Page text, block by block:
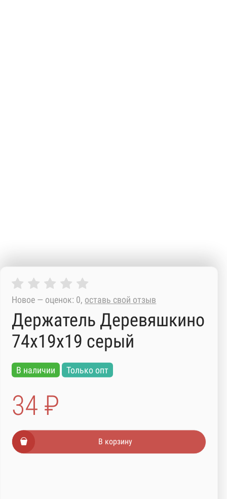
Новое — оценок: 0, оставь свой отзыв
Держатель Деревяшкино
74х19х19 серый
В наличии Только опт
34 ₽
В корзину